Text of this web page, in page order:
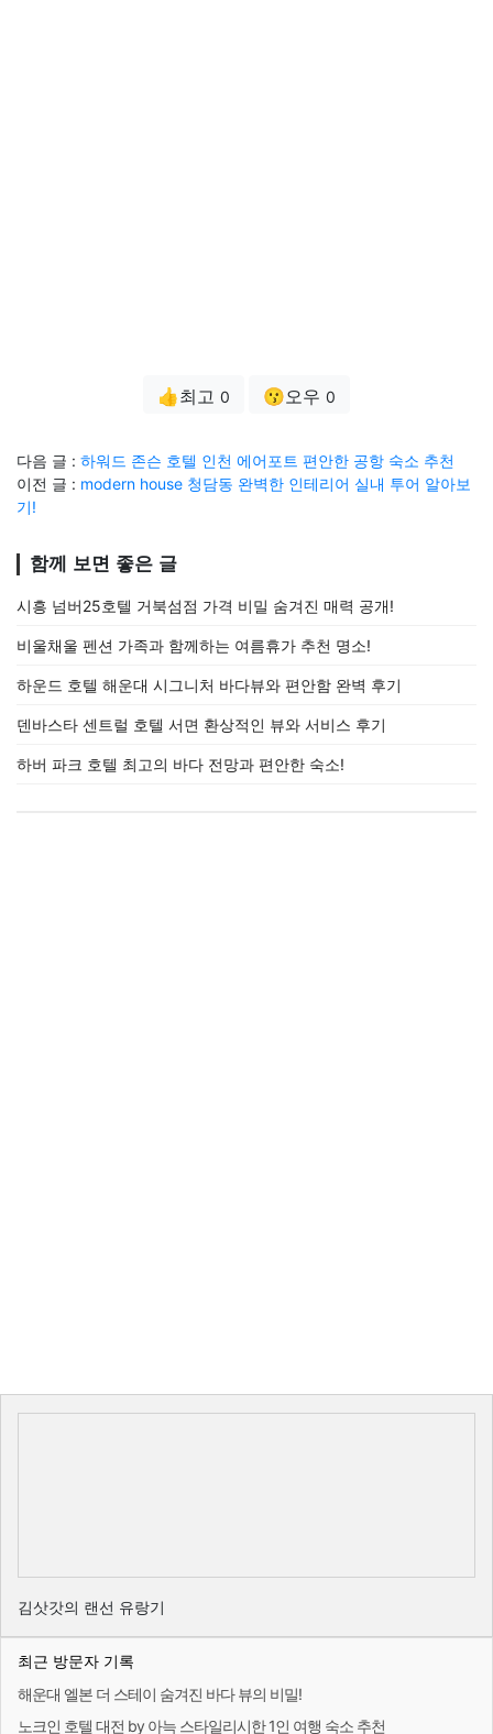
👍최고 0 😗오우 0
다음 글 : 하워드 존슨 호텔 인천 에어포트 편안한 공항 숙소 추천
이전 글 : modern house 청담동 완벽한 인테리어 실내 투어 알아보
기!
함께 보면 좋은 글
시흥 넘버25호텔 거북섬점 가격 비밀 숨겨진 매력 공개!
비울채울 펜션 가족과 함께하는 여름휴가 추천 명소!
하운드 호텔 해운대 시그니처 바다뷰와 편안함 완벽 후기
덴바스타 센트럴 호텔 서면 환상적인 뷰와 서비스 후기
하버 파크 호텔 최고의 바다 전망과 편안한 숙소!
김삿갓의 랜선 유랑기
최근 방문자 기록
해운대 엘본 더 스테이 숨겨진 바다 뷰의 비밀!
노크인 호텔 대전 by 아늑 스타일리시한 1인 여행 숙소 추천